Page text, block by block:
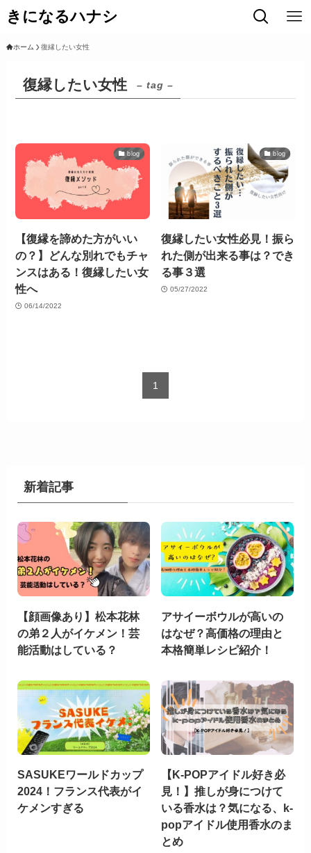
きになるハナシ
ホーム 復縁したい女性
復縁したい女性 – tag –
blog
【復縁を諦めた方がいい
の？】どんな別れでもチャ
ンスはある！復縁したい女
性へ
06/14/2022
blog
復縁したい女性必見！振ら
れた側が出来る事は？でき
る事３選
05/27/2022
1
新着記事
【顔画像あり】松本花林
の弟２人がイケメン！芸
能活動はしている？
アサイーボウルが高いの
はなぜ？高価格の理由と
本格簡単レシピ紹介！
SASUKEワールドカップ
2024！フランス代表がイ
ケメンすぎる
【K-POPアイドル好き必
見！】推しが身につけて
いる香水は？気になる、k-
popアイドル使用香水のま
とめ